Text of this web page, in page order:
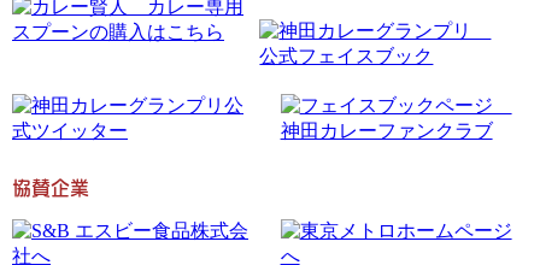
協賛企業